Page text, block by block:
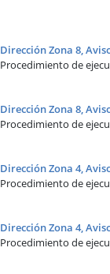
Dirección Zona 8,
Procedimiento de
Dirección Zona 8,
Procedimiento de
Dirección Zona 4,
Procedimiento de
Dirección Zona 4,
Procedimiento de